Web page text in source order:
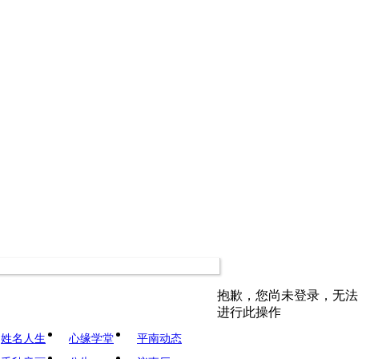
姓名人生 心缘学堂
平南动态
抱歉，您尚未登录，无法
进行此操作